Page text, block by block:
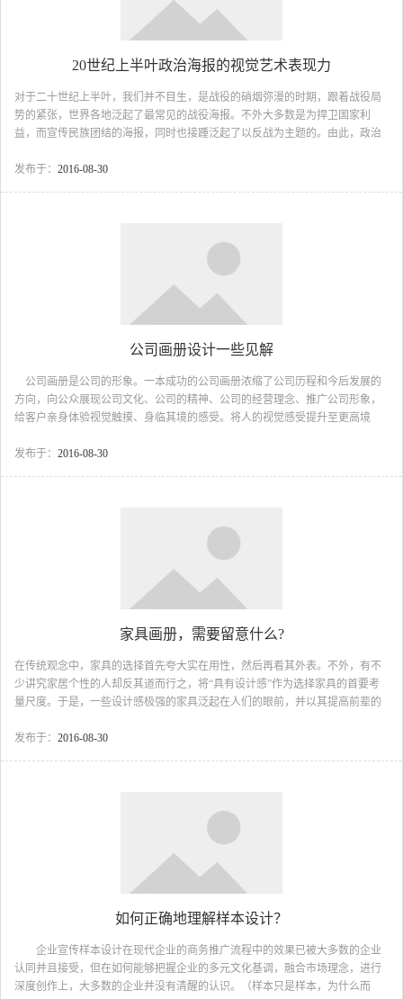
20世纪上半叶政治海报的视觉艺术表现力
对于二十世纪上半叶，我们并不目生，是战役的硝烟弥漫的时期，跟着战役局
势的紧张，世界各地泛起了最常见的战役海报。不外大多数是为捍卫国家利
益，而宣传民族团结的海报，同时也接踵泛起了以反战为主题的。由此，政治
街头墙上，挂在橱窗里的大幅画作，以其醒目的画面吸引路人的留意，20世纪
革命胜利后不久的苏俄，首都莫斯科市中央邮电局的橱窗里贴...
发布于： 2016-08-30
公司画册设计一些见解
公司画册是公司的形象。一本成功的公司画册浓缩了公司历程和今后发展的
方向，向公众展现公司文化、公司的精神、公司的经营理念、推广公司形象，
给客户亲身体验视觉触摸、身临其境的感受。将人的视觉感受提升至更高境
组合成一本富有创意，又具有可读、可赏性的精美画册。全方位立体展示公司
发布于： 2016-08-30
家具画册，需要留意什么?
在传统观念中，家具的选择首先夸大实在用性，然后再看其外表。不外，有不
少讲究家居个性的人却反其道而行之，将“具有设计感”作为选择家具的首要考
量尺度。于是，一些设计感极强的家具泛起在人们的眼前，并以其提高前辈的
表仍是真材实料，还有待大家仔细考察。 一、风格最强烈 什么是具有设计
发布于： 2016-08-30
如何正确地理解样本设计？
企业宣传样本设计在现代企业的商务推广流程中的效果已被大多数的企业
认同并且接受，但在如何能够把握企业的多元文化基调，融合市场理念，进行
深度创作上，大多数的企业并没有清醒的认识。（样本只是样本，为什么而